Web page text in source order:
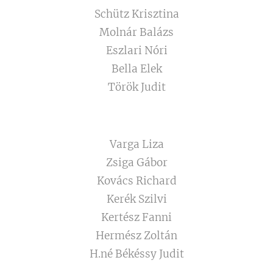
Schütz Krisztina
Molnár Balázs
Eszlari Nóri
Bella Elek
Török Judit
Varga Liza
Zsiga Gábor
Kovács Richard
Kerék Szilvi
Kertész Fanni
Hermész Zoltán
H.né Békéssy Judit